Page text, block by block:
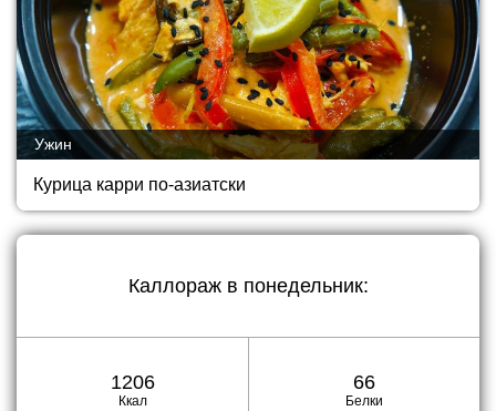
Ужин
Курица карри по-азиатски
Каллораж в понедельник:
1206
Ккал
66
Белки